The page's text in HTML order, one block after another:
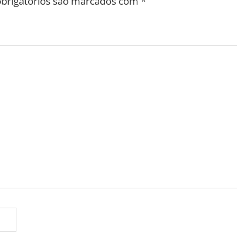
são marcados com